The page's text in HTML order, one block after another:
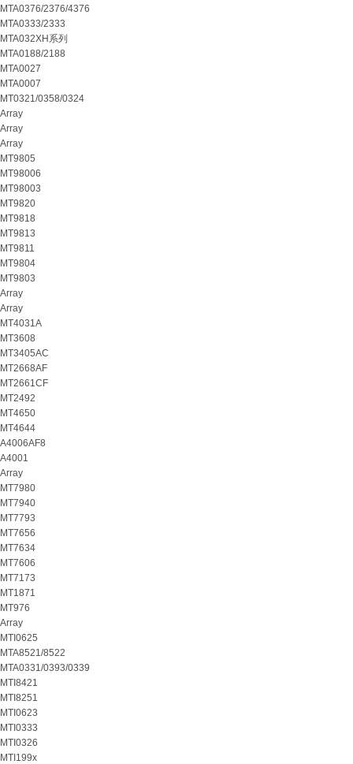
MTA0376/2376/4376
MTA0333/2333
MTA032XH系列
MTA0188/2188
MTA0027
MTA0007
MT0321/0358/0324
Array
Array
Array
MT9805
MT98006
MT98003
MT9820
MT9818
MT9813
MT9811
MT9804
MT9803
Array
Array
MT4031A
MT3608
MT3405AC
MT2668AF
MT2661CF
MT2492
MT4650
MT4644
A4006AF8
A4001
Array
MT7980
MT7940
MT7793
MT7656
MT7634
MT7606
MT7173
MT1871
MT976
Array
MTI0625
MTA8521/8522
MTA0331/0393/0339
MTI8421
MTI8251
MTI0623
MTI0333
MTI0326
MTI199x